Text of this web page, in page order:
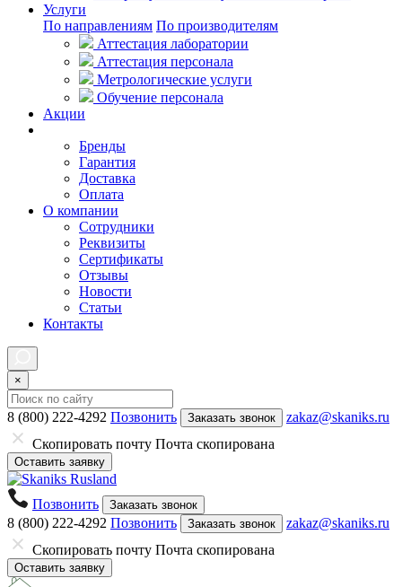
Услуги
По направлениям По производителям
Аттестация лаборатории
Аттестация персонала
Метрологические услуги
Обучение персонала
Акции
Бренды
Гарантия
Доставка
Оплата
О компании
Сотрудники
Реквизиты
Сертификаты
Отзывы
Новости
Статьи
Контакты
×
8 (800) 222-4292 Позвонить Заказать звонок
zakaz@skaniks.ru
Скопировать почту Почта скопирована
Оставить заявку
Позвонить Заказать звонок
8 (800) 222-4292 Позвонить Заказать звонок
zakaz@skaniks.ru
Скопировать почту Почта скопирована
Оставить заявку